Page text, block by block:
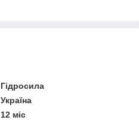
Гідросила
Україна
12 міс